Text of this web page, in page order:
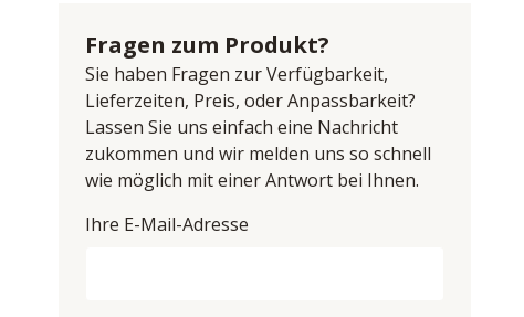
Fragen zum Produkt?
Sie haben Fragen zur Verfügbarkeit,
Lieferzeiten, Preis, oder Anpassbarkeit?
Lassen Sie uns einfach eine Nachricht
zukommen und wir melden uns so schnell
wie möglich mit einer Antwort bei Ihnen.
Ihre E-Mail-Adresse